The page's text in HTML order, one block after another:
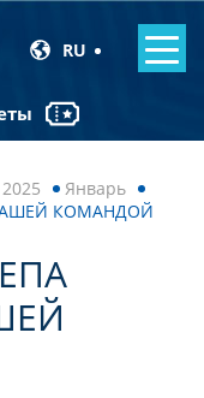
RU
2025
Январь
КОМАНДОЙ